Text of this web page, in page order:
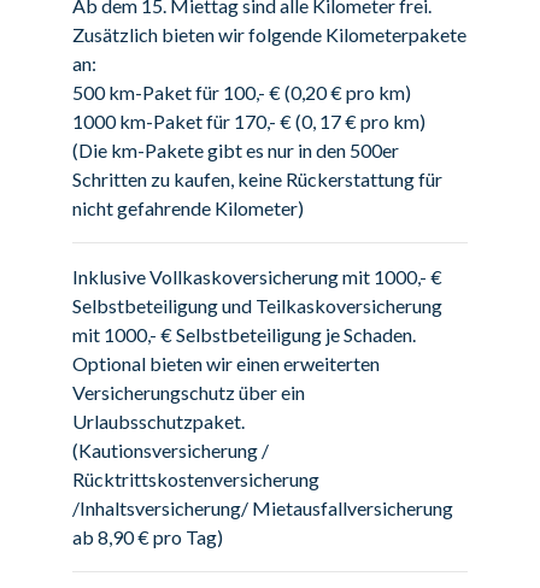
Ab dem 15. Miettag sind alle Kilometer frei.
Zusätzlich bieten wir folgende Kilometerpakete
an:
500 km-Paket für 100,- € (0,20 € pro km)
1000 km-Paket für 170,- € (0, 17 € pro km)
(Die km-Pakete gibt es nur in den 500er
Schritten zu kaufen, keine Rückerstattung für
nicht gefahrende Kilometer)
Inklusive Vollkaskoversicherung mit 1000,- €
Selbstbeteiligung und Teilkaskoversicherung
mit 1000,- € Selbstbeteiligung je Schaden.
Optional bieten wir einen erweiterten
Versicherungschutz über ein
Urlaubsschutzpaket.
(Kautionsversicherung /
Rücktrittskostenversicherung
/Inhaltsversicherung/ Mietausfallversicherung
ab 8,90 € pro Tag)